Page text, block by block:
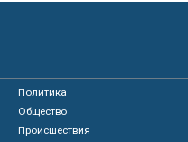
Политика
Общество
Происшествия